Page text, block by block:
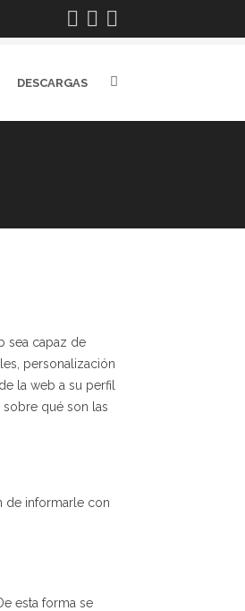
DESCARGAS
sea capaz de
personalización
la web a su perfil
qué son las
de informarle con
esta forma se